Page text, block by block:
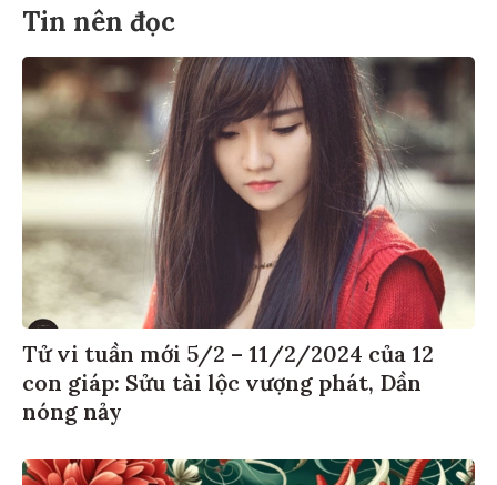
Tin nên đọc
Tử vi tuần mới 5/2 – 11/2/2024 của 12
con giáp: Sửu tài lộc vượng phát, Dần
nóng nảy